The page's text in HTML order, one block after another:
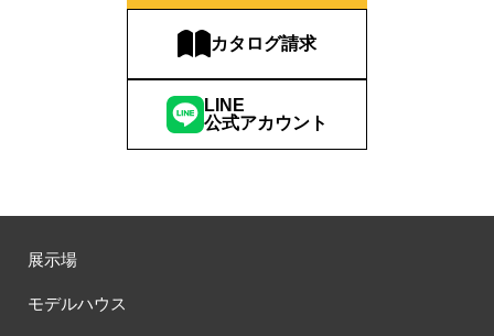
カタログ請求
LINE
公式アカウント
展示場
モデルハウス